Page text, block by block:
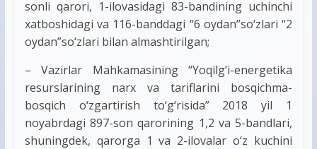
sonli qarori, 1-ilovasidagi 83-bandining uchinchi
xatboshidagi va 116-banddagi “6 oydan”so‘zlari “2
oydan”so‘zlari bilan almashtirilgan;
– Vazirlar Mahkamasining “Yoqilg‘i-energetika
resurslarining narx va tariflarini bosqichma-
bosqich o‘zgartirish to‘g‘risida” 2018 yil 1
noyabrdagi 897-son qarorining 1,2 va 5-bandlari,
shuningdek, qarorga 1 va 2-ilovalar o‘z kuchini